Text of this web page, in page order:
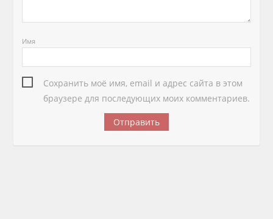
Имя
Сохранить моё имя, email и адрес сайта в этом
браузере для последующих моих комментариев.